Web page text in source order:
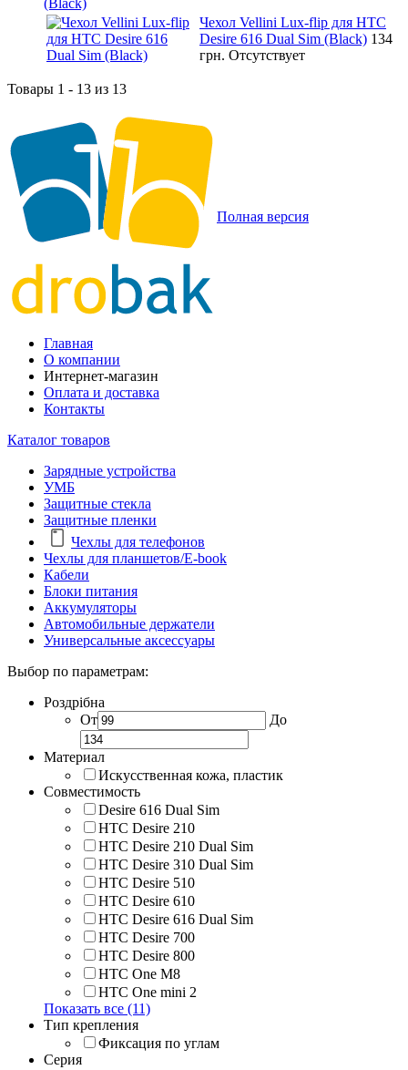
Чехол Vellini Lux-flip для HTC
Desire 616 Dual Sim (Black) 134
грн. Отсутствует
Товары 1 - 13 из 13
Полная версия
Главная
О компании
Интернет-магазин
Оплата и доставка
Контакты
Каталог товаров
Зарядные устройства
УМБ
Защитные стекла
Защитные пленки
Чехлы для телефонов
Чехлы для планшетов/E-book
Кабели
Блоки питания
Аккумуляторы
Автомобильные держатели
Универсальные аксессуары
Выбор по параметрам:
Роздрібна
От
До
Материал
Искусственная кожа, пластик
Совместимость
Desire 616 Dual Sim
HTC Desire 210
HTC Desire 210 Dual Sim
HTC Desire 310 Dual Sim
HTC Desire 510
HTC Desire 610
HTC Desire 616 Dual Sim
HTC Desire 700
HTC Desire 800
HTC One M8
HTC One mini 2
Показать все (11)
Тип крепления
Фиксация по углам
Серия